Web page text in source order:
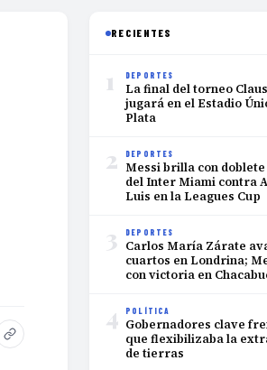
RECIENTES
1 DEPORTES
La final del torneo
jugará en el Estadio
Plata
2 DEPORTES
Messi brilla con
del Inter Miami contra
Luis en la Leagues Cup
3 DEPORTES
Carlos María Zárate
cuartos en Londrina;
con victoria en
4 POLÍTICA
Gobernadores clave
que flexibilizaba la
de tierras